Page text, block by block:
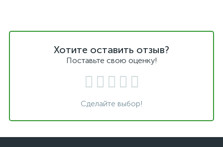
Хотите оставить отзыв?
Поставьте свою оценку!
Сделайте выбор!